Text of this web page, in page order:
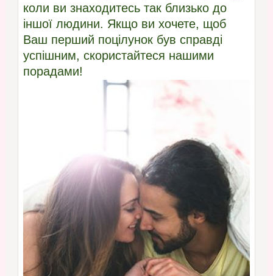
коли ви знаходитесь так близько до
іншої людини. Якщо ви хочете, щоб
Ваш перший поцілунок був справді
успішним, скористайтеся нашими
порадами!